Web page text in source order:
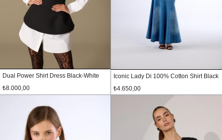
Dual Power Shirt Dress Black-White
₺8.000,00
Iconic Lady Di 100% Cotton Shirt Black
₺4.650,00